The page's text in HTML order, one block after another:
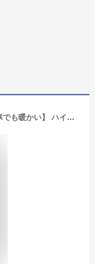
[HASOME] 靴下 メンズ 冬 【メリノウール・極寒でも暖かい】 ハイキングライトソックス パイル 厚手 吸汗速乾 抗菌消臭 着圧 登山用 アウトドア トレッキング スポーツソックス ランニング (JP, アルファベット, L, ブラック（3足セット）)